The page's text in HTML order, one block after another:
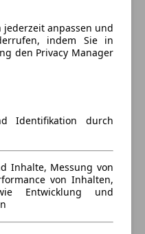
jederzeit anpassen und
indem Sie in
den Privacy Manager
Identifikation durch
Inhalte, Messung von
von Inhalten,
Entwicklung und